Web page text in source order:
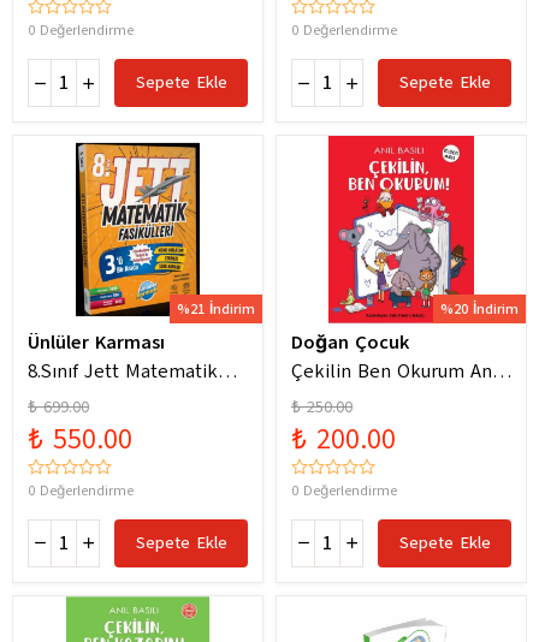
0 Değerlendirme
Sepete Ekle
0 Değerlendirme
Sepete Ekle
%21 İndirim
Ünlüler Karması
8.Sınıf Jett Matematik
Fasiküller Soru Bankası /
Kolektif / Ünlüler
Karması / 9786256529786
₺ 699.00
₺ 550.00
0 Değerlendirme
Sepete Ekle
%20 İndirim
Doğan Çocuk
Çekilin Ben Okurum Anıl
Basılı Eğlenceli
Hikayeler
₺ 250.00
₺ 200.00
0 Değerlendirme
Sepete Ekle